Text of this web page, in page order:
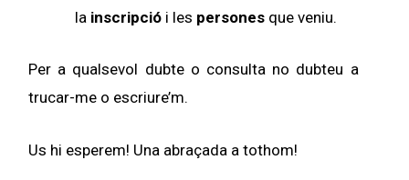
la inscripció i les persones que veniu.
Per a qualsevol dubte o consulta no dubteu a
trucar-me o escriure’m.
Us hi esperem! Una abraçada a tothom!